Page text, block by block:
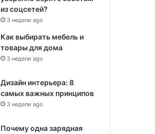
из соцсетей?
3 недели ago
Как выбирать мебель и
товары для дома
3 недели ago
Дизайн интерьера: 8
самых важных принципов
3 недели ago
Почему одна зарядная